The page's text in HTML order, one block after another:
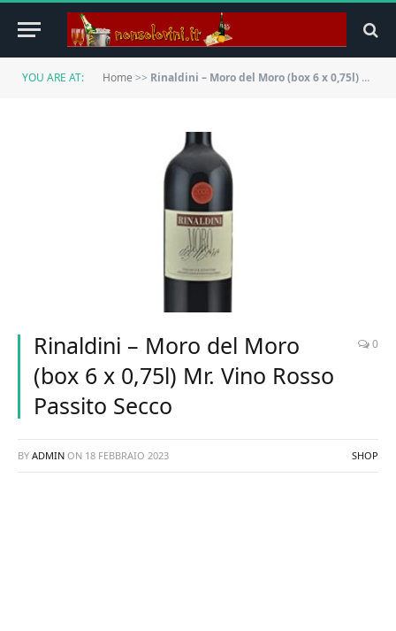
YOU ARE AT: Home >> Rinaldini – Moro del Moro (box 6 x 0,75l) Mr. Vino Rosso Passito Secco
Rinaldini – Moro del Moro
(box 6 x 0,75l) Mr. Vino Rosso
Passito Secco
0
BY ADMIN ON 18 FEBBRAIO 2023 SHOP